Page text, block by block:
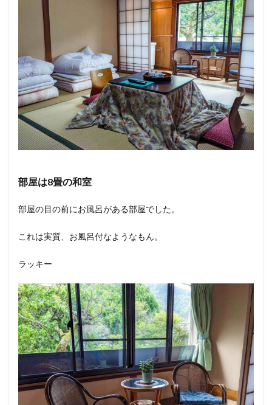
部屋は8畳の和室
部屋の目の前にお風呂がある部屋でした。
これは実質、お風呂付なようなもん。
ラッキー